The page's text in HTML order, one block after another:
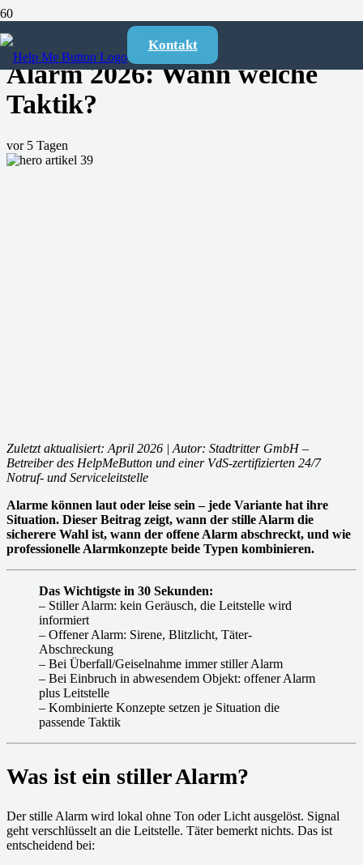
Kontakt
Stiller Alarm vs. Offener
Alarm 2026: Wann welche
Taktik?
vor 5 Tagen
Zuletzt aktualisiert: April 2026 | Autor: Stadtritter GmbH –
Betreiber des HelpMeButton und einer VdS-zertifizierten 24/7
Notruf- und Serviceleitstelle
Alarme können laut oder leise sein – jede Variante hat ihre
Situation. Dieser Beitrag zeigt, wann der stille Alarm die
sicherere Wahl ist, wann der offene Alarm abschreckt, und wie
professionelle Alarmkonzepte beide Typen kombinieren.
Das Wichtigste in 30 Sekunden:
– Stiller Alarm: kein Geräusch, die Leitstelle wird
informiert
– Offener Alarm: Sirene, Blitzlicht, Täter-
Abschreckung
– Bei Überfall/Geiselnahme immer stiller Alarm
– Bei Einbruch in abwesendem Objekt: offener Alarm
plus Leitstelle
– Kombinierte Konzepte setzen je Situation die
passende Taktik
Was ist ein stiller Alarm?
Der stille Alarm wird lokal ohne Ton oder Licht ausgelöst. Signal
geht verschlüsselt an die Leitstelle. Täter bemerkt nichts. Das ist
entscheidend bei: